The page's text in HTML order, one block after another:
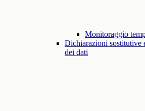
Monitoraggio
Dichiarazioni sostitutive
dei dati